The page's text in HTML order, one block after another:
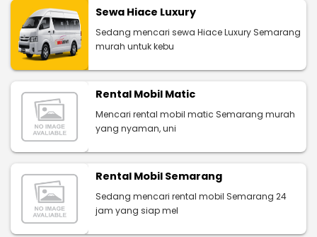
Sewa Hiace Luxury
Sedang mencari sewa Hiace Luxury Semarang
murah untuk kebu
Rental Mobil Matic
Mencari rental mobil matic Semarang murah
yang nyaman, uni
Rental Mobil Semarang
Sedang mencari rental mobil Semarang 24
jam yang siap mel